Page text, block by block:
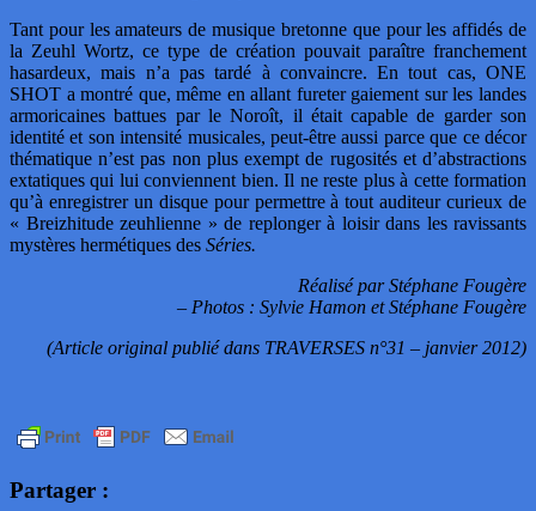
Tant pour les amateurs de musique bretonne que pour les affidés de
la Zeuhl Wortz, ce type de création pouvait paraître franchement
hasardeux, mais n’a pas tardé à convaincre. En tout cas, ONE
SHOT a montré que, même en allant fureter gaiement sur les landes
armoricaines battues par le Noroît, il était capable de garder son
identité et son intensité musicales, peut-être aussi parce que ce décor
thématique n’est pas non plus exempt de rugosités et d’abstractions
extatiques qui lui conviennent bien. Il ne reste plus à cette formation
qu’à enregistrer un disque pour permettre à tout auditeur curieux de
« Breizhitude zeuhlienne » de replonger à loisir dans les ravissants
mystères hermétiques des Séries.
Réalisé par Stéphane Fougère
– Photos : Sylvie Hamon et Stéphane Fougère
(Article original publié dans TRAVERSES n°31 – janvier 2012)
Partager :